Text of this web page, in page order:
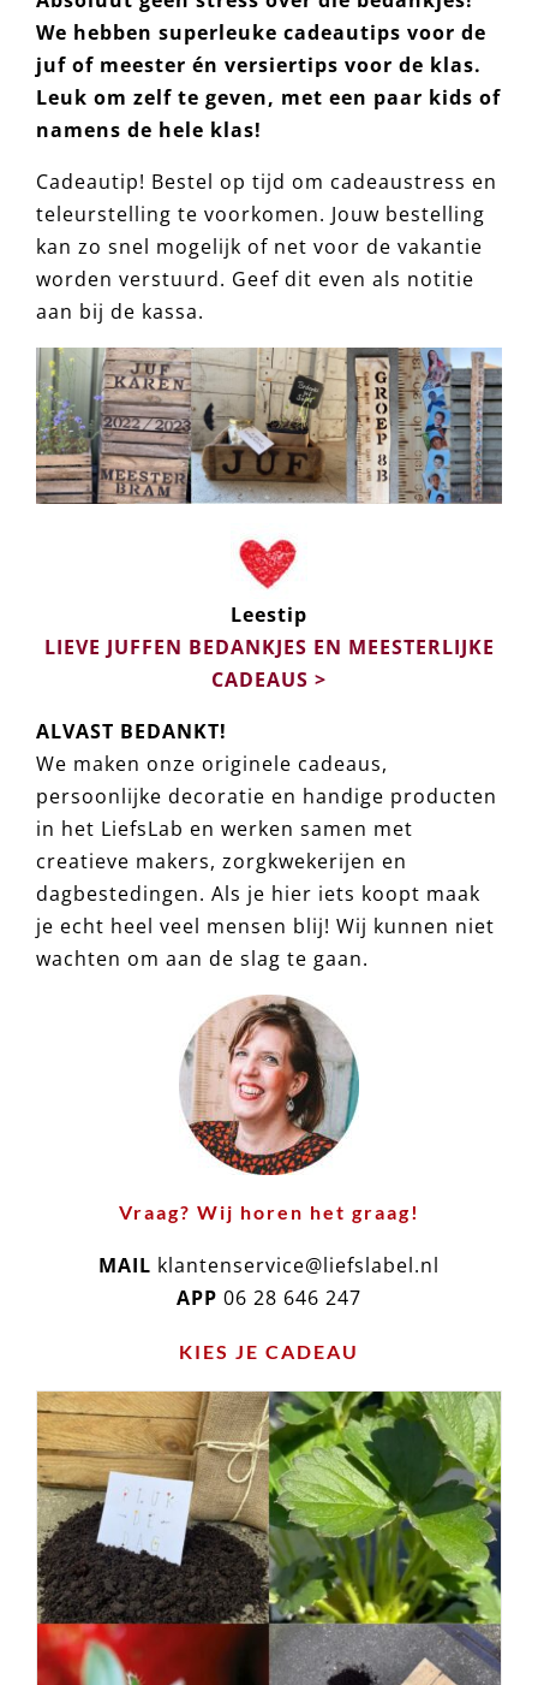
We hebben superleuke cadeautips voor de
juf of meester én versiertips voor de klas.
Leuk om zelf te geven, met een paar kids of
namens de hele klas!
Cadeautip! Bestel op tijd om cadeaustress en
teleurstelling te voorkomen. Jouw bestelling
kan zo snel mogelijk of net voor de vakantie
worden verstuurd. Geef dit even als notitie
aan bij de kassa.
Leestip
LIEVE JUFFEN BEDANKJES EN MEESTERLIJKE
CADEAUS >
ALVAST BEDANKT!
We maken onze originele cadeaus,
persoonlijke decoratie en handige producten
in het LiefsLab en werken samen met
creatieve makers, zorgkwekerijen en
dagbestedingen. Als je hier iets koopt maak
je echt heel veel mensen blij! Wij kunnen niet
wachten om aan de slag te gaan.
Vraag? Wij horen het graag!
MAIL klantenservice@liefslabel.nl
APP 06 28 646 247
KIES JE CADEAU